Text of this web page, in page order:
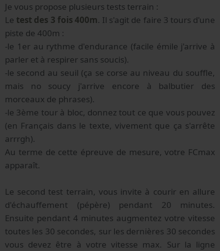
Je vous propose plusieurs tests terrain :
Le test des 3 fois 400m. Il s'agit de faire 3 tours d'une
piste de 400m :
-le 1er au rythme d'endurance (facile émile j'arrive à
parler et à respirer sans soucis).
-le second au seuil (ça se corse au niveau du souffle,
mais no soucy j'arrive encore à balbutier des
morceaux de phrases).
-le 3ème tour à bloc, donnez tout ce que vous pouvez
(en Français dans le texte, vivement que ça s'arrête
arrrgh).
Au terme de cette épreuve de mesure, votre FCmax
apparaît.
Le second test terrain, vous invite à courir en allure
d'échauffement (pépère) pendant 20 minutes.
Ensuite pendant 4 minutes augmentez votre vitesse
toutes les 30 secondes, sur les dernières 30 secondes
vous devez être à votre vitesse max. Sur la ligne